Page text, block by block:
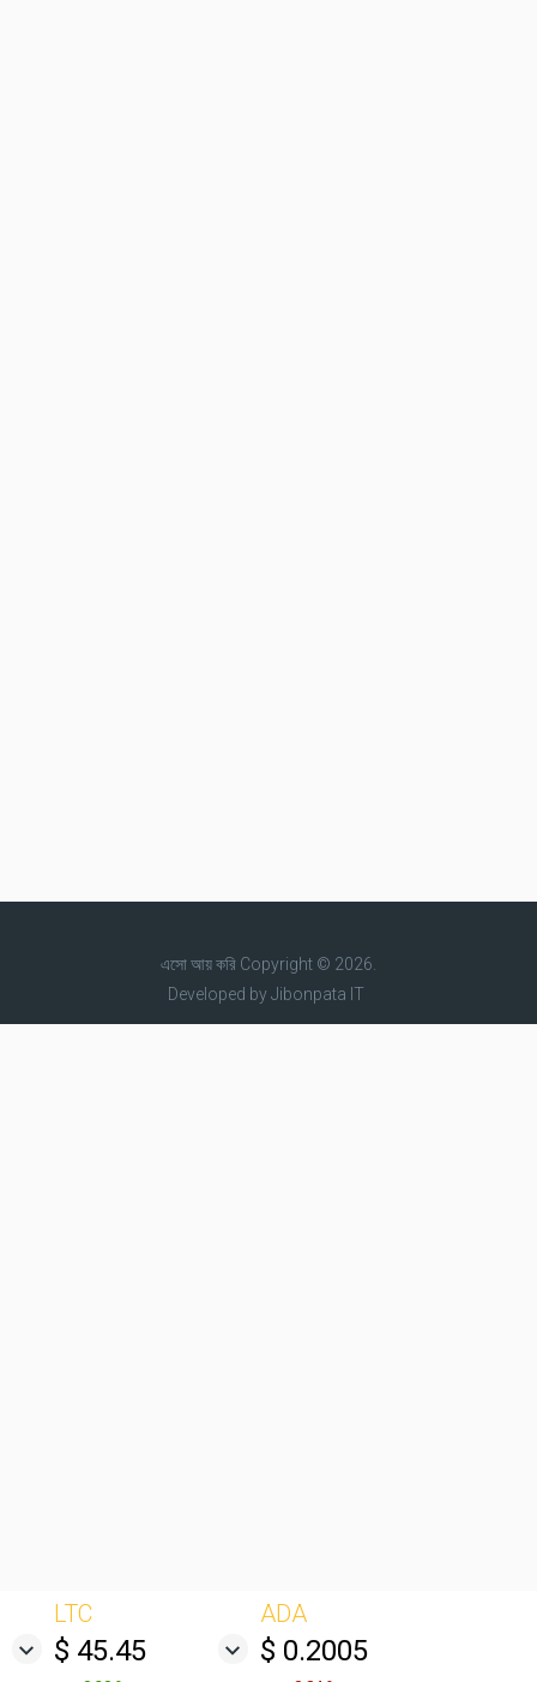
এসো আয় করিCopyright © 2026.
Developed byJibonpata IT
LTC
$ 45.45
ADA
$ 0.2005